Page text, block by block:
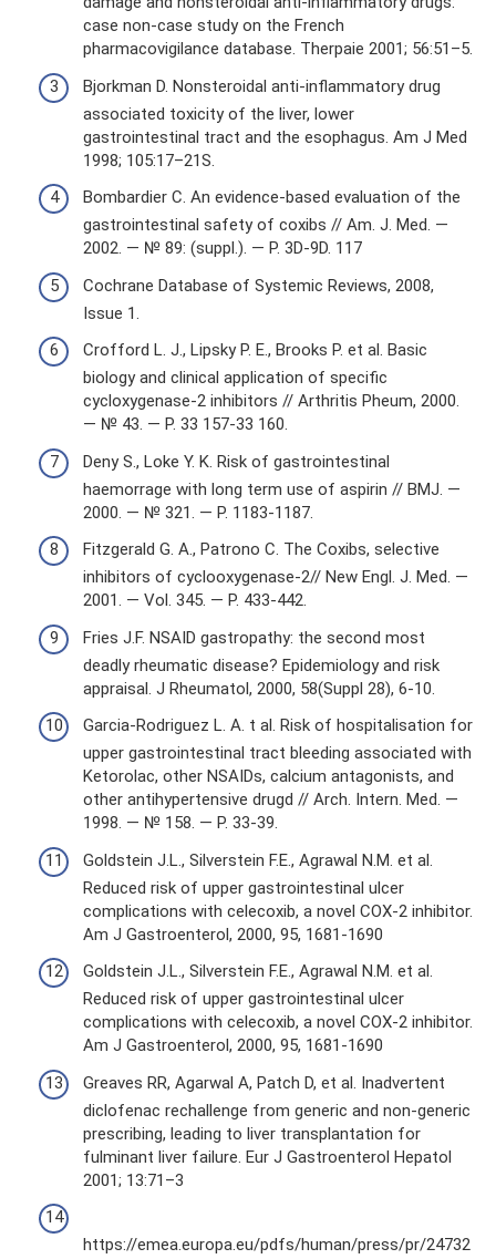
case non-case study on the French
pharmacovigilance database. Therpaie 2001; 56:51–5.
Bjorkman D. Nonsteroidal anti-inflammatory drug
associated toxicity of the liver, lower
gastrointestinal tract and the esophagus. Am J Med
1998; 105:17–21S.
Bombardier C. An evidence-based evaluation of the
gastrointestinal safety of coxibs // Am. J. Med. —
2002. — № 89: (suppl.). — P. 3D-9D. 117
Cochrane Database of Systemic Reviews, 2008,
Issue 1.
Crofford L. J., Lipsky P. E., Brooks P. et al. Basic
biology and clinical application of specific
cycloxygenase-2 inhibitors // Arthritis Pheum, 2000.
— № 43. — P. 33 157-33 160.
Deny S., Loke Y. K. Risk of gastrointestinal
haemorrage with long term use of aspirin // BMJ. —
2000. — № 321. — P. 1183-1187.
Fitzgerald G. A., Patrono C. The Coxibs, selective
inhibitors of cyclooxygenase-2// New Engl. J. Med. —
2001. — Vol. 345. — P. 433-442.
Fries J.F. NSAID gastropathy: the second most
deadly rheumatic disease? Epidemiology and risk
appraisal. J Rheumatol, 2000, 58(Suppl 28), 6-10.
Garcia-Rodriguez L. A. t al. Risk of hospitalisation for
upper gastrointestinal tract bleeding associated with
Ketorolac, other NSAIDs, calcium antagonists, and
other antihypertensive drugd // Arch. Intern. Med. —
1998. — № 158. — P. 33-39.
Goldstein J.L., Silverstein F.E., Agrawal N.M. et al.
Reduced risk of upper gastrointestinal ulcer
complications with celecoxib, a novel COX-2 inhibitor.
Am J Gastroenterol, 2000, 95, 1681-1690
Goldstein J.L., Silverstein F.E., Agrawal N.M. et al.
Reduced risk of upper gastrointestinal ulcer
complications with celecoxib, a novel COX-2 inhibitor.
Am J Gastroenterol, 2000, 95, 1681-1690
Greaves RR, Agarwal A, Patch D, et al. Inadvertent
diclofenac rechallenge from generic and non-generic
prescribing, leading to liver transplantation for
fulminant liver failure. Eur J Gastroenterol Hepatol
2001; 13:71–3
https://emea.europa.eu/pdfs/human/press/pr/24732